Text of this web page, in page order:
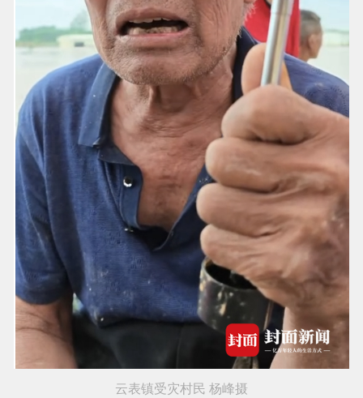
云表镇受灾村民 杨峰摄